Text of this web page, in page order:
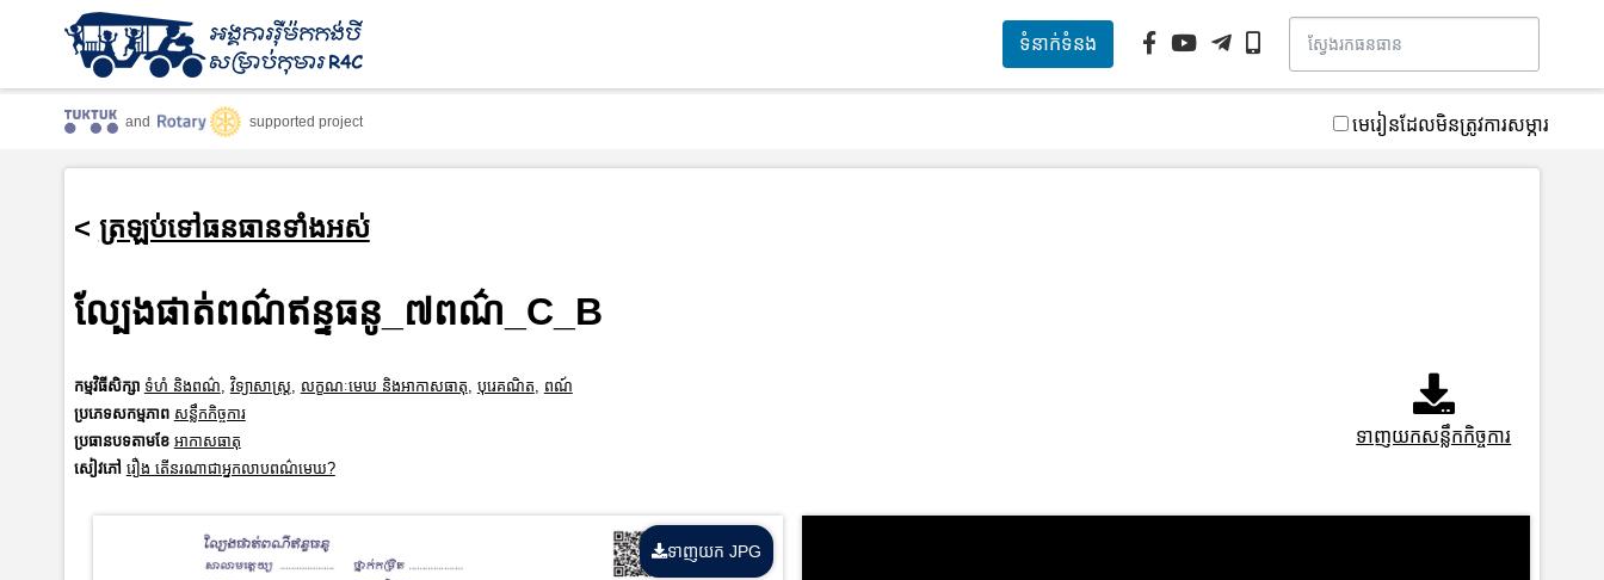
ទំនាក់ទំនង
and supported project មេរៀនដែលមិនត្រូវការសម្ភារ
< ត្រឡប់ទៅធនធានទាំងអស់
ល្បែងផាត់ពណ៌ឥន្ទធនូ_៧ពណ៌_C_B
ទាញយកសន្លឹកកិច្ចការ
កម្មវិធីសិក្សា ទំហំ និងពណ៌ វិទ្យាសាស្រ្ត លក្ខណៈមេឃ និងអាកាសធាតុ បុរេគណិត
ពណ៍
ប្រភេទសកម្មភាព សន្លឹកកិច្ចការ
ប្រធានបទតាមខែ អាកាសធាតុ
សៀវភៅ រឿង តើនរណាជាអ្នកលាបពណ៌មេឃ?
ទាញយក JPG